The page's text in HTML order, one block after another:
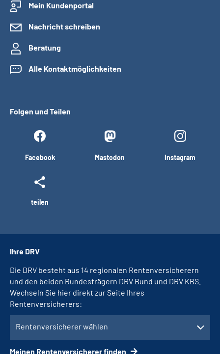
Mein Kundenportal
Nachricht schreiben
Beratung
Alle Kontaktmöglichkeiten
Folgen und Teilen
Facebook Mastodon Instagram
teilen
Ihre DRV
Die DRV besteht aus 14 regionalen Rentenversicherern
und den beiden Bundesträgern DRV Bund und DRV KBS.
Wechseln Sie hier direkt zur Seite Ihres
Rentenversicherers:
Rentenversicherer wählen
Meinen Rentenversicherer finden